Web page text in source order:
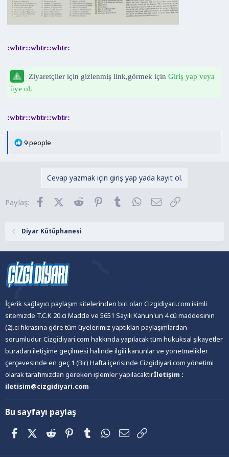
:wbtr::wbtr::wbtr:
Ziyaretçiler için gizlenmiş link,görmek için Giriş yap veya
üye ol.
:wbtr::wbtr::wbtr:
T
e
9 people
Cevap yazmak için giriş yap yada kayıt ol.
Paylaş: FacebookX (Twitter)
Reddit Pinterest
Tumblr WhatsApp
E-posta
Diyar Kütüphanesi
İçerik sağlayıcı paylaşım sitelerinden biri olan Cizgidiyari.com isimli
sitemizde T.C.K 20.ci Madde ve 5651 Sayılı Kanun'un 4.cü maddesinin
(2).ci fıkrasına göre tüm üyelerimiz yaptıkları paylaşımlardan
sorumludur. Cizgidiyari.com hakkında yapılacak tüm hukuksal şikayetler
buradan iletişime geçilmesi halinde ilgili kanunlar ve yönetmelikler
çerçevesinde en geç 1 (Bir) Hafta içerisinde Cizgidiyari.com yönetimi
olarak tarafımızdan gereken işlemler yapılacaktır.İletişim :
iletisim@cizgidiyari.com
Bu sayfayı paylaş
FacebookX (Twitter)
Reddit PinterestTumblrWhatsApp
E-posta